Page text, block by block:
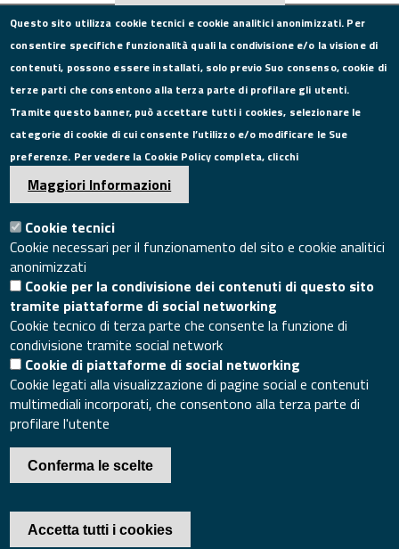
CONTATTI
Via Roma, 75, 81100 Caserta
Tel. 0823249111
Pec:camera.commercio.caserta@ce.legalmail.camcom.it
Email:info@ce.camcom.it
DATI PER LA FATTURAZIONE
P.I. 00908580616
C.F. 80004270619
Codice Univoco Ufficio UFXYA1
SEGUICI SU
SITO WEB
Mappa del sito
Accesso redazione sito
Area riservata
© 2020 Camera di Commercio di Caserta
Questo sito utilizza cookie tecnici e cookie analitici anonimizzati. Per
consentire specifiche funzionalità quali la condivisione e/o la visione di
contenuti, possono essere installati, solo previo Suo consenso, cookie di
terze parti che consentono alla terza parte di profilare gli utenti.
Tramite questo banner, può accettare tutti i cookies, selezionare le
categorie di cookie di cui consente l’utilizzo e/o modificare le Sue
preferenze. Per vedere la Cookie Policy completa, clicchi
Maggiori Informazioni
Cookie tecnici
Cookie necessari per il funzionamento del sito e cookie analitici
anonimizzati
Cookie per la condivisione dei contenuti di questo sito
tramite piattaforme di social networking
Cookie tecnico di terza parte che consente la funzione di
condivisione tramite social network
Cookie di piattaforme di social networking
Cookie legati alla visualizzazione di pagine social e contenuti
multimediali incorporati, che consentono alla terza parte di
profilare l'utente
Conferma le scelte
Accetta tutti i cookies